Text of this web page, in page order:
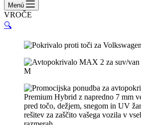
Menú
VROČE
🔍